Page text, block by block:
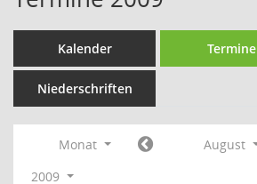
Kalender Termine
Niederschriften
Monat
August
2009